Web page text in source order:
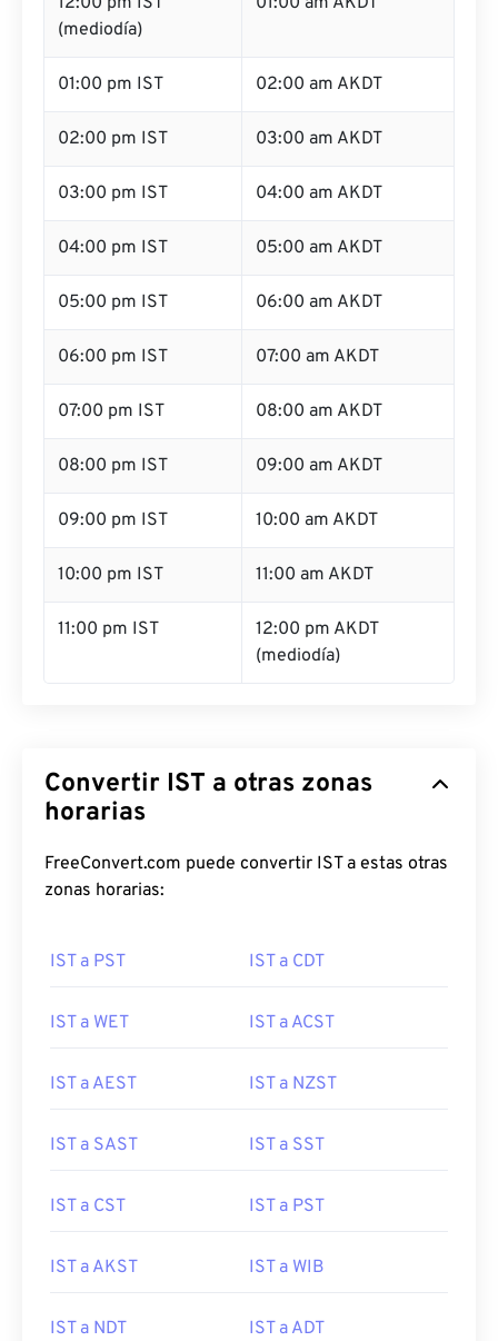
(mediodía)
01:00 pm IST 02:00 am AKDT
02:00 pm IST 03:00 am AKDT
03:00 pm IST 04:00 am AKDT
04:00 pm IST 05:00 am AKDT
05:00 pm IST 06:00 am AKDT
06:00 pm IST 07:00 am AKDT
07:00 pm IST 08:00 am AKDT
08:00 pm IST 09:00 am AKDT
09:00 pm IST 10:00 am AKDT
10:00 pm IST 11:00 am AKDT
11:00 pm IST
12:00 pm AKDT
(mediodía)
Convertir IST a otras zonas
horarias
FreeConvert.com puede convertir IST a estas otras
zonas horarias:
IST a PST IST a CDT
IST a WET IST a ACST
IST a AEST IST a NZST
IST a SAST IST a SST
IST a CST IST a PST
IST a AKST IST a WIB
IST a NDT IST a ADT